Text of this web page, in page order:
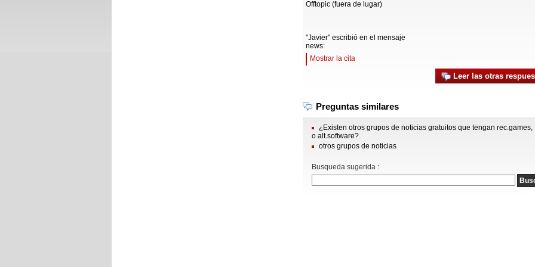
Offtopic (fuera de lugar)
"Javier" escribió en el mensaje
news:
Mostrar la cita
Leer las otras
Preguntas similares
¿Existen otros grupos de noticias gratuitos que tengan rec.games,
o alt.software?
otros grupos de noticias
Busqueda sugerida :